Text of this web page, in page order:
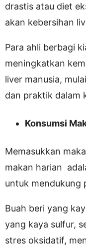
drastis atau diet
akan kebersihan
Para ahli berbagi
meningkatkan
liver manusia,
dan praktik dalam
Konsumsi
Memasukkan
makan harian
untuk mendukung
Buah beri yang
yang kaya sulfur,
stres oksidatif,